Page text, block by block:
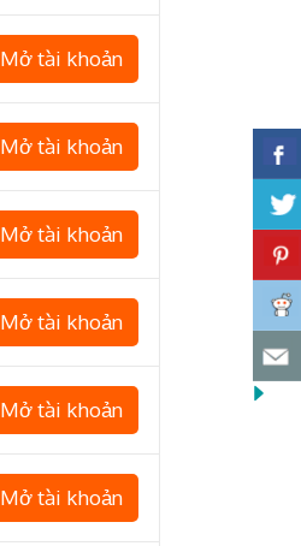
Mở tài khoản
Mở tài khoản
Mở tài khoản
Mở tài khoản
Mở tài khoản
Mở tài khoản